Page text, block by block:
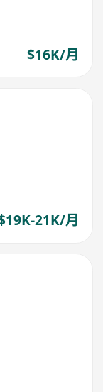
$16K/月
21K/月